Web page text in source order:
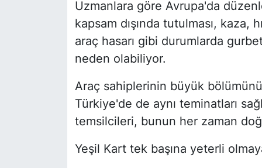
Uzmanlara göre Avrupa'da
kapsam dışında tutulması, kaza,
araç hasarı gibi durumlarda
neden olabiliyor.
Araç sahiplerinin büyük
Türkiye'de de aynı teminatları
temsilcileri, bunun her zaman
Yeşil Kart tek başına yeterli